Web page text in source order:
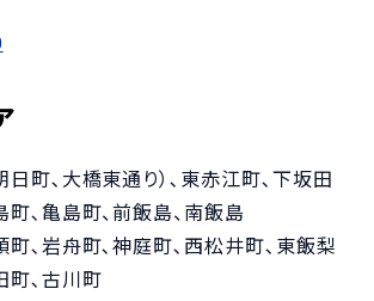
日町､大橋東通り）､東赤江町､下坂田
､亀島町、前飯島、南飯島
町､岩舟町､神庭町､西松井町､東飯梨
町､古川町